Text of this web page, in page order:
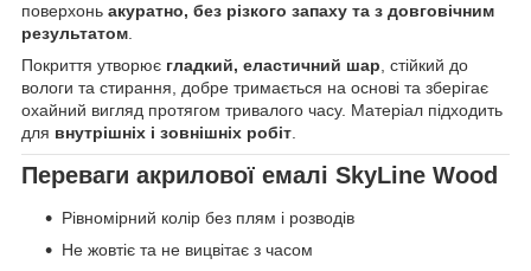
поверхонь акуратно, без різкого запаху та з довговічним
результатом.
Покриття утворює гладкий, еластичний шар, стійкий до
вологи та стирання, добре тримається на основі та зберігає
охайний вигляд протягом тривалого часу. Матеріал підходить
для внутрішніх і зовнішніх робіт.
Переваги акрилової емалі SkyLine Wood
Рівномірний колір без плям і розводів
Не жовтіє та не вицвітає з часом